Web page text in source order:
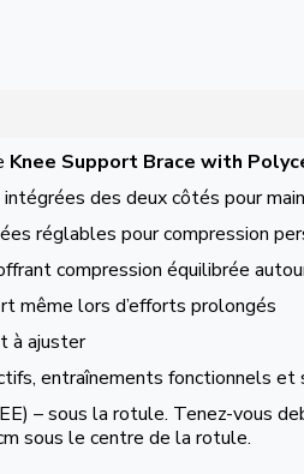
Knee Support Brace with
des deux côtés pour
réglables pour compression
compression équilibrée
même lors d’efforts prolongés
à ajuster
entraînements fonctionnels
– sous la rotule. Tenez-vous
sous le centre de la rotule.